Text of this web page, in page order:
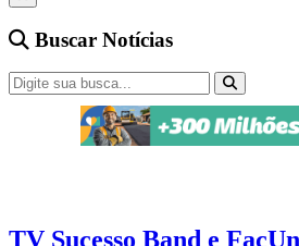
Buscar Notícias
TV Sucesso Band e